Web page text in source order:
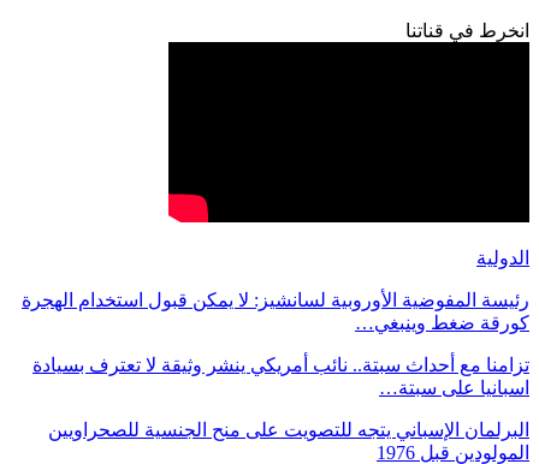
انخرط في قناتنا
الدولية
رئيسة المفوضية الأوروبية لسانشيز: لا يمكن قبول استخدام الهجرة
كورقة ضغط وينبغي…
تزامنا مع أحداث سبتة.. نائب أمريكي ينشر وثيقة لا تعترف بسيادة
اسبانيا على سبتة…
البرلمان الإسباني يتجه للتصويت على منح الجنسية للصحراويين
المولودين قبل 1976